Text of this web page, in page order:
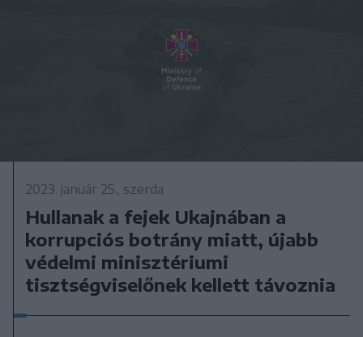
2023. január 25., szerda
Hullanak a fejek Ukajnában a
korrupciós botrány miatt, újabb
védelmi minisztériumi
tisztségviselőnek kellett távoznia